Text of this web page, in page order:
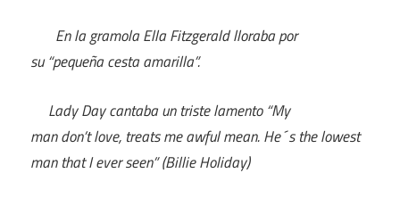
En la gramola Ella Fitzgerald lloraba por
su “pequeña cesta amarilla”.
Lady Day cantaba un triste lamento “My
man don’t love, treats me awful mean. He´s the lowest
man that I ever seen” (Billie Holiday)